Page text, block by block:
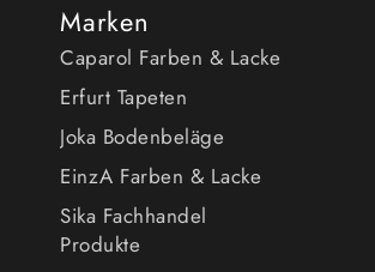
Marken
Caparol Farben & Lacke
Erfurt Tapeten
Joka Bodenbeläge
EinzA Farben & Lacke
Sika Fachhandel
Produkte